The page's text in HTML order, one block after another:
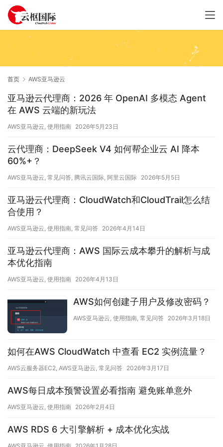
首页 AWS亚马逊云
亚马逊云代理商：2026 年 OpenAI 多模态 Agent
在 AWS 云端的新玩法
AWS亚马逊云, 使用指南 2026年5月23日
云代理商：DeepSeek V4 如何帮企业云 AI 降本
60%+？
AWS亚马逊云, 常见问答, 腾讯云国际, 阿里云国际 2026年5月5日
亚马逊云代理商：CloudWatch和CloudTrail怎么结
合使用？
AWS亚马逊云, 使用指南, 常见问答 2026年4月14日
亚马逊云代理商：AWS 国际云成本攀升的解析与成
本优化指南
AWS亚马逊云, 使用指南 2026年4月13日
AWS如何创建子用户及修改密码？
AWS亚马逊云, 使用指南, 常见问答 2026年3月18日
如何在AWS CloudWatch 中查看 EC2 实例流量？
AWS云服务器EC2, AWS亚马逊云, 常见问答 2026年3月17日
AWS每日成本预警设置必看指南 避免账单意外
AWS亚马逊云, 使用指南 2026年2月4日
AWS RDS 6 大引擎解析 + 成本优化实战